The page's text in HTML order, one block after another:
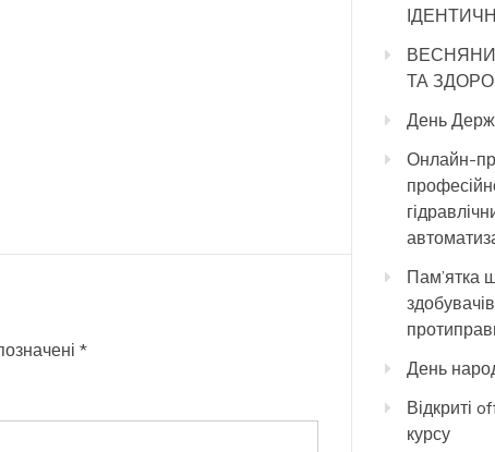
*
ТА
День
Онлайн-
Пам’ятка
День
Відкриті
курсу